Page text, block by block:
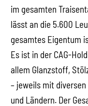
im gesamten
lässt an die 5.600
gesamtes Eigentum
Es ist in der CAG-
allem Glanzstoff,
– jeweils mit
und Ländern. Der